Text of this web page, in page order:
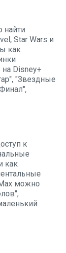
найти
Star Wars и
как
Disney+
"Звездные
к
как
можно